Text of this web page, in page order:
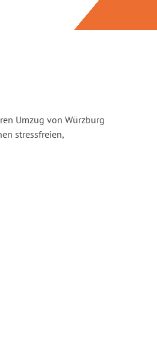
Umzug von Würzburg
stressfreien,